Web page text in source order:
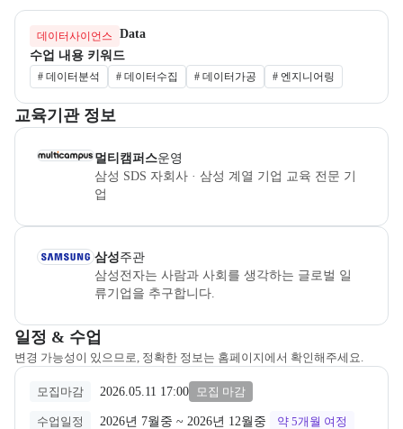
데이터사이언스
Data
수업 내용 키워드
# 데이터분석 # 데이터수집 # 데이터가공 # 엔지니어링
이 섹션에서는 부트캠프를 운영하거나 주관하는 회사의 정보를 카드
교육기관 정보
멀티캠퍼스은(는) 본 부트캠프의
멀티캠퍼스운영
삼성 SDS 자회사 · 삼성 계열 기업 교육 전문 기
업
삼성은(는) 본 부트캠프의
삼성주관
삼성전자는 사람과 사회를 생각하는 글로벌 일
류기업을 추구합니다.
일정 & 수업
변경 가능성이 있으므로, 정확한 정보는 홈페이지에서 확인해주세요.
교육과정 일정과 모집 상태에 따른 안내를 제공한다.
모집마감 2026.05.11 17:00 모집 마감
수업일정 2026년 7월중 ~ 2026년 12월중 약 5개월 여정